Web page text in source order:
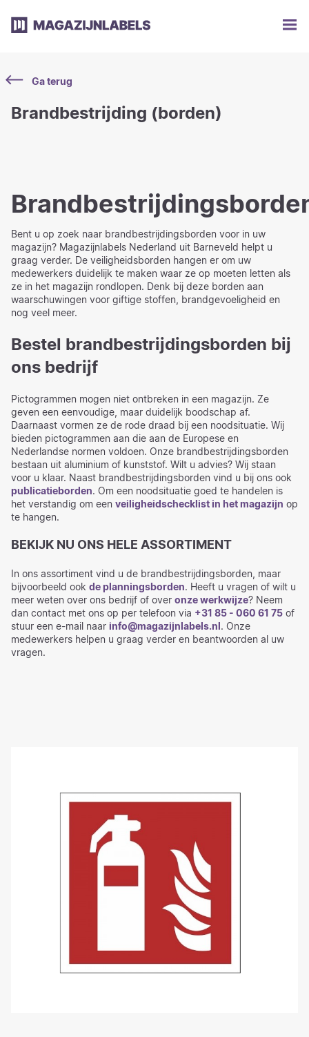
Ga terug
Brandbestrijding (borden)
Bent u op zoek naar brandbestrijdingsborden voor in uw
magazijn? Magazijnlabels Nederland uit Barneveld helpt u
graag verder. De veiligheidsborden hangen er om uw
medewerkers duidelijk te maken waar ze op moeten letten als
ze in het magazijn rondlopen. Denk bij deze borden aan
waarschuwingen voor giftige stoffen, brandgevoeligheid en
nog veel meer.
Bestel brandbestrijdingsborden bij
ons bedrijf
Pictogrammen mogen niet ontbreken in een magazijn. Ze
geven een eenvoudige, maar duidelijk boodschap af.
Daarnaast vormen ze de rode draad bij een noodsituatie. Wij
bieden pictogrammen aan die aan de Europese en
Nederlandse normen voldoen. Onze brandbestrijdingsborden
bestaan uit aluminium of kunststof. Wilt u advies? Wij staan
voor u klaar. Naast brandbestrijdingsborden vind u bij ons ook
publicatieborden. Om een noodsituatie goed te handelen is
het verstandig om een veiligheidschecklist in het magazijn op
te hangen.
BEKIJK NU ONS HELE ASSORTIMENT
In ons assortiment vind u de brandbestrijdingsborden, maar
bijvoorbeeld ook de planningsborden. Heeft u vragen of wilt u
meer weten over ons bedrijf of over onze werkwijze? Neem
dan contact met ons op per telefoon via +31 85 - 060 61 75 of
stuur een e-mail naar info@magazijnlabels.nl. Onze
medewerkers helpen u graag verder en beantwoorden al uw
vragen.